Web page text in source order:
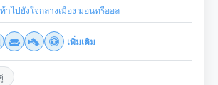
าไปยังใจกลางเมือง มอนทรีออล
เพิ่มเติม